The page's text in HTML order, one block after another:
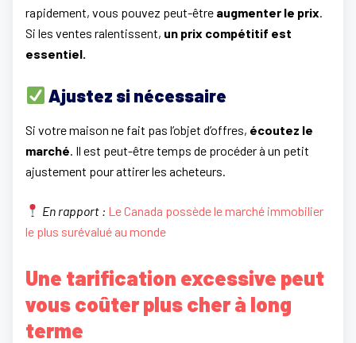
rapidement, vous pouvez peut-être augmenter le prix
Si les ventes ralentissent, un prix compétitif est
essentiel.
Ajustez si nécessaire
Si votre maison ne fait pas l’objet d’offres, écoutez le
marché . Il est peut-être temps de procéder à un petit
ajustement pour attirer les acheteurs.
En rapport : Le Canada possède le marché immobilier
le plus surévalué au monde
Une tarification excessive peut
vous coûter plus cher à long
terme